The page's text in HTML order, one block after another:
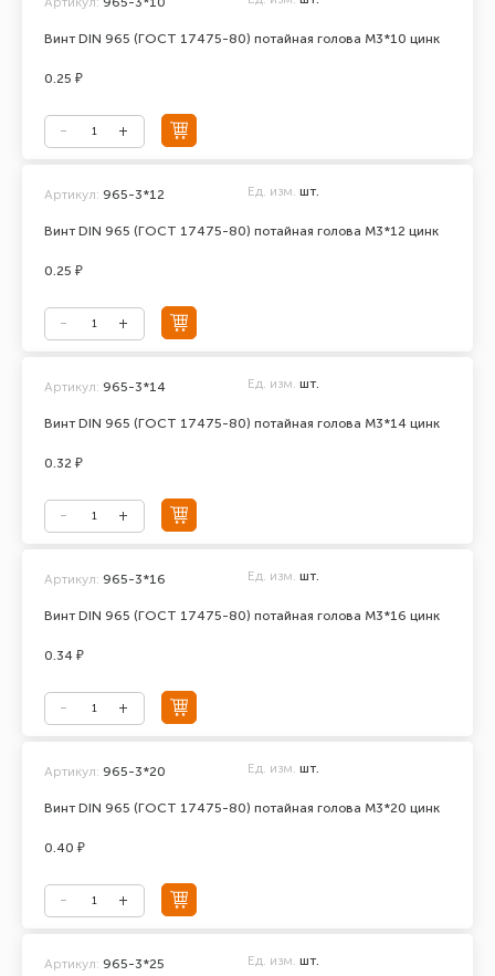
Винт DIN 965 (ГОСТ 17475-80) потайная голова М3*10 цинк
0.25 ₽
Винт DIN 965 (ГОСТ 17475-80) потайная голова М3*12 цинк
Артикул: 965-3*12 Ед. изм. шт.
0.25 ₽
Винт DIN 965 (ГОСТ 17475-80) потайная голова М3*14 цинк
Артикул: 965-3*14 Ед. изм. шт.
0.32 ₽
Винт DIN 965 (ГОСТ 17475-80) потайная голова М3*16 цинк
Артикул: 965-3*16 Ед. изм. шт.
0.34 ₽
Винт DIN 965 (ГОСТ 17475-80) потайная голова М3*20 цинк
Артикул: 965-3*20 Ед. изм. шт.
0.40 ₽
Артикул: 965-3*25 Ед. изм. шт.